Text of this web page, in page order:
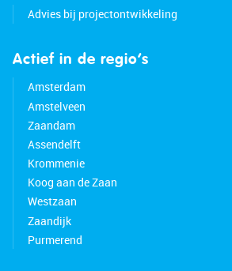
Advies bij projectontwikkeling
Actief in de regio’s
Amsterdam
Amstelveen
Zaandam
Assendelft
Krommenie
Koog aan de Zaan
Westzaan
Zaandijk
Purmerend